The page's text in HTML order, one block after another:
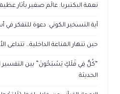
نعمة البكتيريا: عالَم صغير بآثار
آية التسخير الكوني: دعوة للتفكر في
حين تنهار المناعة الداخلية… تتداعى
“كُلٌّ فِي فَلَكٍ يَسْبَحُونَ” بين التفسير
الحديثة